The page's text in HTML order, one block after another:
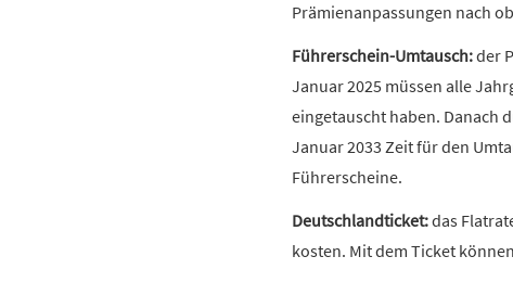
Prämienanpassungen nach
Führerschein-Umtausch:der
Januar 2025 müssen alle
eingetauscht haben. Danach
Januar 2033 Zeit für den
Führerscheine.
Deutschlandticket:das
kosten. Mit dem Ticket